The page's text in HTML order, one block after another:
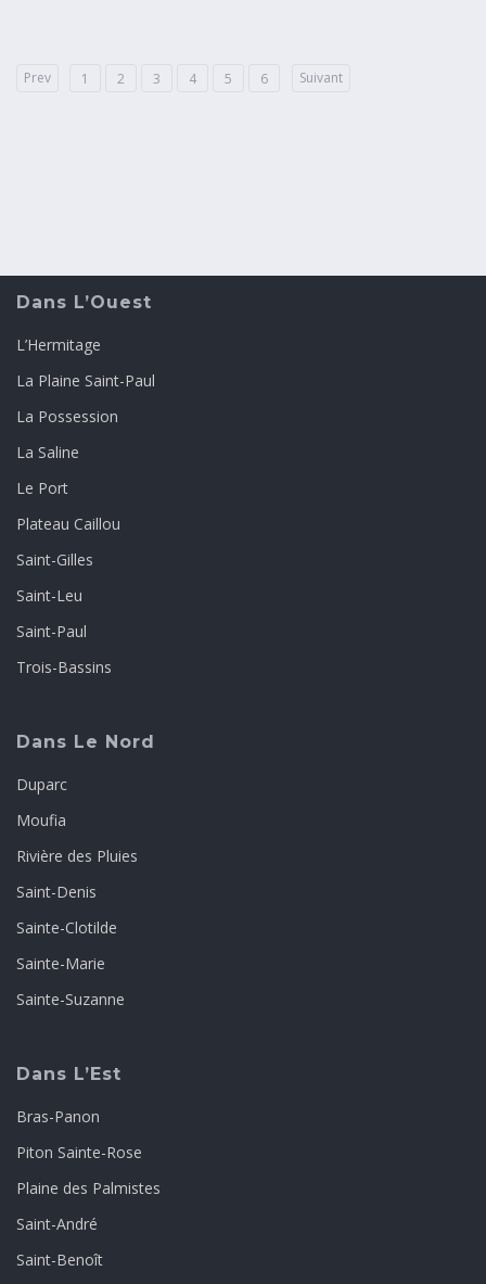
Prev 1 2 3 4 5 6 Suivant
Dans L’Ouest
L’Hermitage
La Plaine Saint-Paul
La Possession
La Saline
Le Port
Plateau Caillou
Saint-Gilles
Saint-Leu
Saint-Paul
Trois-Bassins
Dans Le Nord
Duparc
Moufia
Rivière des Pluies
Saint-Denis
Sainte-Clotilde
Sainte-Marie
Sainte-Suzanne
Dans L’Est
Bras-Panon
Piton Sainte-Rose
Plaine des Palmistes
Saint-André
Saint-Benoît